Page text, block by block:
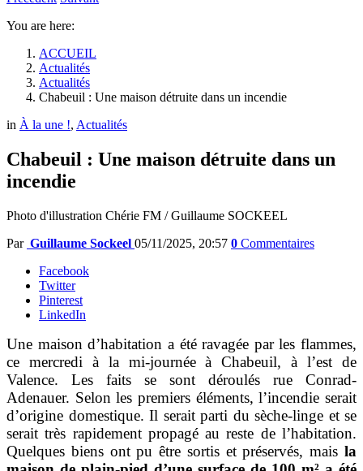
You are here:
ACCUEIL
Actualités
Actualités
Chabeuil : Une maison détruite dans un incendie
in À la une !, Actualités
Chabeuil : Une maison détruite dans un
incendie
Photo d'illustration Chérie FM / Guillaume SOCKEEL
Par Guillaume Sockeel 05/11/2025, 20:57 0 Commentaires
Facebook
Twitter
Pinterest
LinkedIn
Une maison d’habitation a été ravagée par les flammes,
ce mercredi à la mi-journée à Chabeuil, à l’est de
Valence. Les faits se sont déroulés rue Conrad-
Adenauer. Selon les premiers éléments, l’incendie serait
d’origine domestique. Il serait parti du sèche-linge et se
serait très rapidement propagé au reste de l’habitation.
Quelques biens ont pu être sortis et préservés, mais la